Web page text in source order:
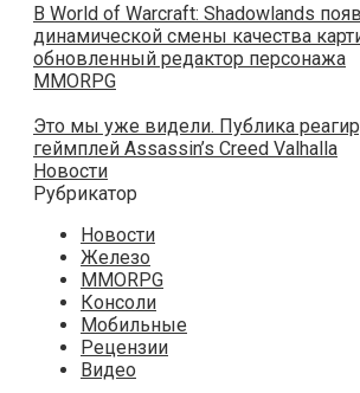
В World of Warcraft: Shadowlands
динамической смены качества
обновленный редактор персонажа
MMORPG
Это мы уже видели. Публика
геймплей Assassin’s Creed Valhalla
Новости
Рубрикатор
Новости
Железо
MMORPG
Консоли
Мобильные
Рецензии
Видео